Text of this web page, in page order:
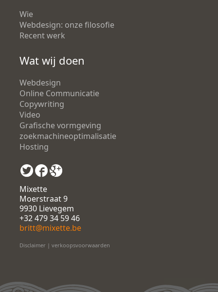
Wie
Webdesign: onze filosofie
Recent werk
Wat wij doen
Webdesign
Online Communicatie
Copywriting
Video
Grafische vormgeving
zoekmachineoptimalisatie
Hosting
Mixette
Moerstraat 9
9930 Lievegem
+32 479 34 59 46
britt@mixette.be
Disclaimer | verkoopsvoorwaarden